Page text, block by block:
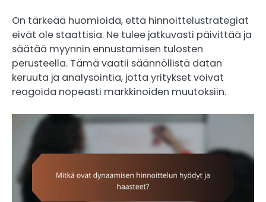
On tärkeää huomioida, että hinnoittelustrategiat
eivät ole staattisia. Ne tulee jatkuvasti päivittää ja
säätää myynnin ennustamisen tulosten
perusteella. Tämä vaatii säännöllistä datan
keruuta ja analysointia, jotta yritykset voivat
reagoida nopeasti markkinoiden muutoksiin.